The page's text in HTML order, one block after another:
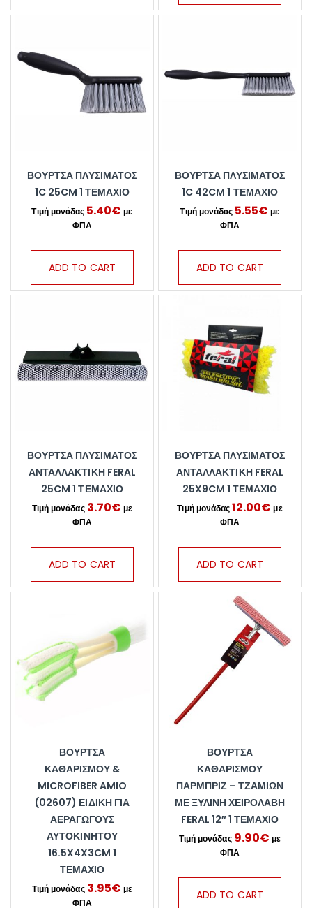
ΒΟΎΡΤΣΑ ΠΛΥΣΊΜΑΤΟΣ
1C 25CM 1 ΤΕΜΆΧΙΟ
5.40€
ADD TO CART
ΒΟΎΡΤΣΑ ΠΛΥΣΊΜΑΤΟΣ
1C 42CM 1 ΤΕΜΆΧΙΟ
5.55€
ADD TO CART
ΒΟΎΡΤΣΑ ΠΛΥΣΊΜΑΤΟΣ
ΑΝΤΑΛΛΑΚΤΙΚΉ FERAL
25CM 1 ΤΕΜΆΧΙΟ
3.70€
ADD TO CART
ΒΟΎΡΤΣΑ ΠΛΥΣΊΜΑΤΟΣ
ΑΝΤΑΛΛΑΚΤΙΚΉ FERAL
25X9CM 1 ΤΕΜΆΧΙΟ
12.00€
ADD TO CART
ΒΟΎΡΤΣΑ
ΚΑΘΑΡΙΣΜΟΎ &
MICROFIBER AMIO
(02607) ΕΙΔΙΚΉ ΓΙΑ
ΑΕΡΑΓΩΓΟΎΣ
ΑΥΤΟΚΙΝΉΤΟΥ
16.5X4X3CM 1
ΤΕΜΆΧΙΟ
3.95€
ΒΟΎΡΤΣΑ
ΚΑΘΑΡΙΣΜΟΎ
ΠΑΡΜΠΡΊΖ – ΤΖΑΜΙΏΝ
ΜΕ ΞΎΛΙΝΗ ΧΕΙΡΟΛΑΒΉ
FERAL 12″ 1 ΤΕΜΆΧΙΟ
9.90€
ADD TO CART